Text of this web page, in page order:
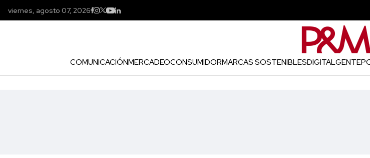
viernes, agosto 07, 2026
COMUNICACIÓNMERCADEOCONSUMIDORMARCAS SOSTENIBLESDIGITALGENTE